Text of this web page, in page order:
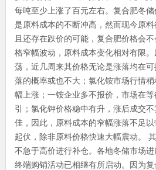
每吨至少上涨了百元左右。复合肥冬
是原料成本的不断冲高，然而现今原
且还存在跌价的可能，复合肥价格会
格窄幅波动，原料成本变化相对有限
荡，近几周来其价格无论是涨落均在
落的概率或也不大；氯化铵市场行情
幅上涨；一铵企业多不报价，市场在
引；氯化钾价格稳中有升，涨后成交
佳，因此，原料成本的窄幅涨落不足
起伏，除非原料价格快速大幅震动。
不急于高价进行补仓。各地冬储市场
终端购销活动已相继有所启动。因为